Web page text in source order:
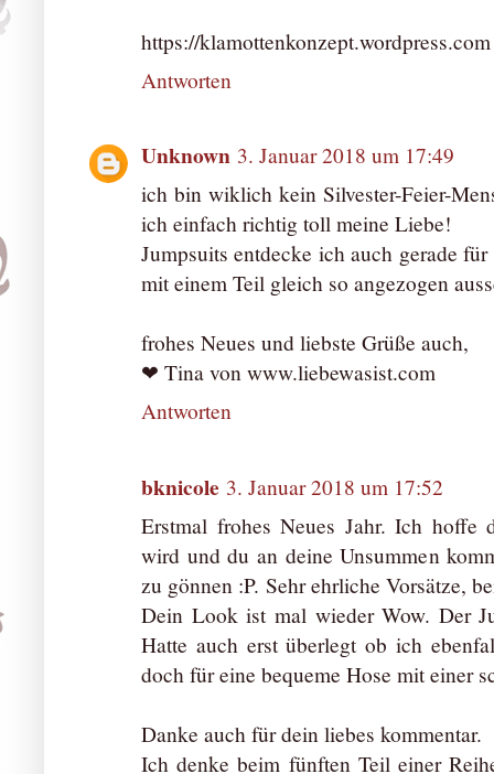
https://klamottenkonzept.wordpress.com
Antworten
Unknown 3. Januar 2018 um 17:49
ich bin wiklich kein Silvester-Feier-
ich einfach richtig toll meine Liebe!
Jumpsuits entdecke ich auch gerade
mit einem Teil gleich so angezogen
frohes Neues und liebste Grüße auch,
❤ Tina von www.liebewasist.com
Antworten
bknicole 3. Januar 2018 um 17:52
Erstmal frohes Neues Jahr. Ich hoffe
wird und du an deine Unsummen
zu gönnen :P. Sehr ehrliche Vorsätze,
Dein Look ist mal wieder Wow. Der
Hatte auch erst überlegt ob ich
doch für eine bequeme Hose mit einer
Danke auch für dein liebes kommentar.
Ich denke beim fünften Teil einer